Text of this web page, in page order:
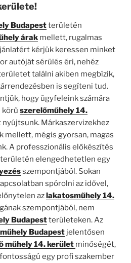
Budapestterületén
árak mellett, rugalmas
kérjük keressen minket
autóját sérülés éri, nehéz
találni akiben megbízik,
is segíteni tud.
hogy ügyfeleink számára
körű szerelőműhely 14.
Márkaszervizekhez
mellett, mégis gyorsan, magas
A professzionális előkészítés
területén elengedhetetlen egy
szempontjából. Sokan
spórolni az idővel,
azlakatosműhely 14.
szempontjából, nem
Budapestterületeken. Az
Budapestjelentősen
műhely 14. kerület minőségét,
egy profi szakember